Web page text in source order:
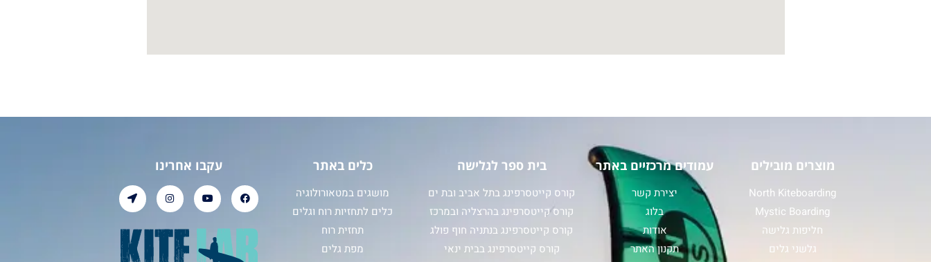
מוצרים מובילים
North Kiteboarding
Mystic Boarding
חליפות גלישה
גלשני גלים
עמודים מרכזיים באתר
יצירת קשר
בלוג
אודות
תקנון האתר
בית ספר לגלישה
קורס קייטסרפינג בתל אביב ובת ים
קורס קייטסרפינג בהרצליה ובמרכז
קורס קייטסרפינג בנתניה חוף פולג
קורס קייטסרפינג בבית ינאי
כלים באתר
מושגים במטאורולוגיה
כלים לתחזיות רוח וגלים
תחזית רוח
מפת גלים
עקבו אחרינו